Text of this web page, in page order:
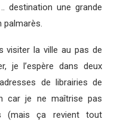
destination une grande
palmarès.
visiter la ville au pas de
je l’espère dans deux
de librairies de
car je ne maîtrise pas
(mais ça revient tout